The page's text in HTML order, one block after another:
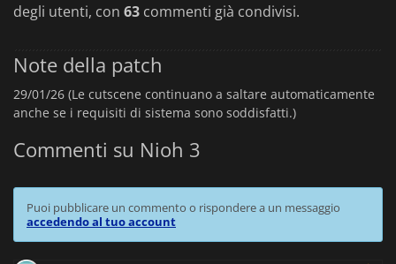
degli utenti, con 63 commenti già condivisi.
Note della patch
29/01/26 (Le cutscene continuano a saltare automaticamente
anche se i requisiti di sistema sono soddisfatti.)
Commenti su Nioh 3
Puoi pubblicare un commento o rispondere a un messaggio
accedendo al tuo account